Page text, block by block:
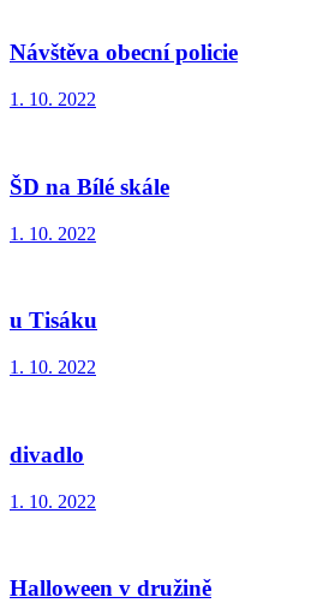
Návštěva obecní policie
1. 10. 2022
ŠD na Bílé skále
1. 10. 2022
u Tisáku
1. 10. 2022
divadlo
1. 10. 2022
Halloween v družině